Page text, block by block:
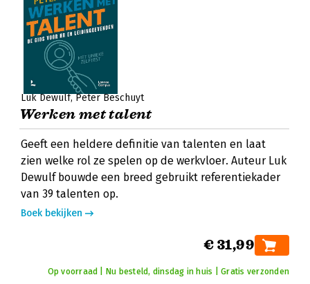
Luk Dewulf Peter Beschuyt
Werken met talent
Geeft een heldere definitie van talenten en laat
zien welke rol ze spelen op de werkvloer. Auteur Luk
Dewulf bouwde een breed gebruikt referentiekader
van 39 talenten op.
Boek bekijken
€ 31,99
Op voorraad | Nu besteld, dinsdag in huis | Gratis verzonden